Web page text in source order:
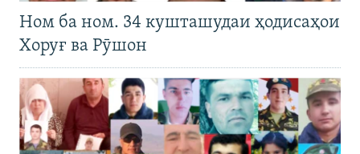
Ном ба ном. 34 кушташудаи ҳодисаҳои
Хоруғ ва Рӯшон